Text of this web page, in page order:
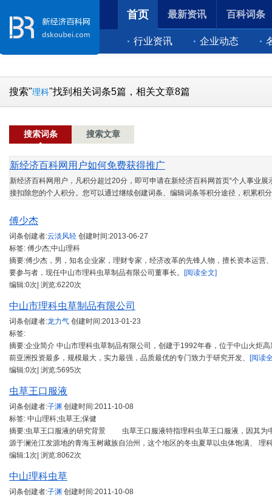
首页
行业资讯 企业动态
最新资讯 百科词条
搜索"理科"找到相关词条5篇，相关文章8篇
搜索词条 搜索文章
新经济百科网用户如何免费获得推广
新经济百科网用户，凡积分超过20分，即可申请在新经济百科网首页“个人事业
接扣除您的个人积分。您可以通过继续创建词条、编辑词条等积分途径，积累积
傅少杰
词条创建者:云淡风轻 创建时间:2013-06-27
标签: 傅少杰;中山理科
摘要:傅少杰，男，知名企业家，理财专家，经济改革的先锋人物，擅长资本运
要参与者，现任中山市理科虫草制品有限公司董事长。
[阅读全文]
编辑:0次| 浏览:6220次
中山市理科虫草制品有限公司
词条创建者:龙力气 创建时间:2013-01-23
标签:
摘要:企业简介 中山市理科虫草制品有限公司，创建于1992年春，位于中山火炬
前亚洲投资最多，规模最大，实力最强，品质最优的专门致力于研究开发、
[阅读
编辑:0次| 浏览:5695次
虫草王口服液
词条创建者:子渊 创建时间:2011-10-08
标签: 中山理科;虫草王;保健
摘要:虫草王口服液的研究背景 虫草王口服液特指理科虫草王口服液，因其为
源于澜沧江发源地的青海玉树藏族自治州，这个地区的冬虫夏草以虫体饱满、 理
编辑:1次| 浏览:8062次
中山理科虫草
词条创建者:子渊 创建时间:2011-10-08